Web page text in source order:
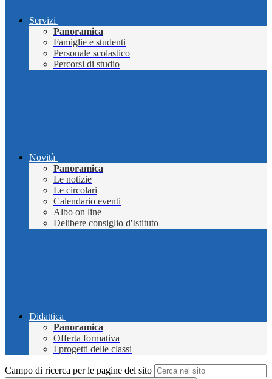
Servizi
Panoramica
Famiglie e studenti
Personale scolastico
Percorsi di studio
Novità
Panoramica
Le notizie
Le circolari
Calendario eventi
Albo on line
Delibere consiglio d'Istituto
Didattica
Panoramica
Offerta formativa
I progetti delle classi
Campo di ricerca per le pagine del sito